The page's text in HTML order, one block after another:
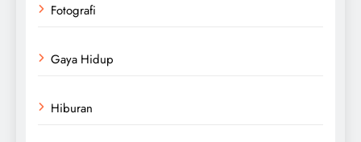
Fotografi
Gaya Hidup
Hiburan